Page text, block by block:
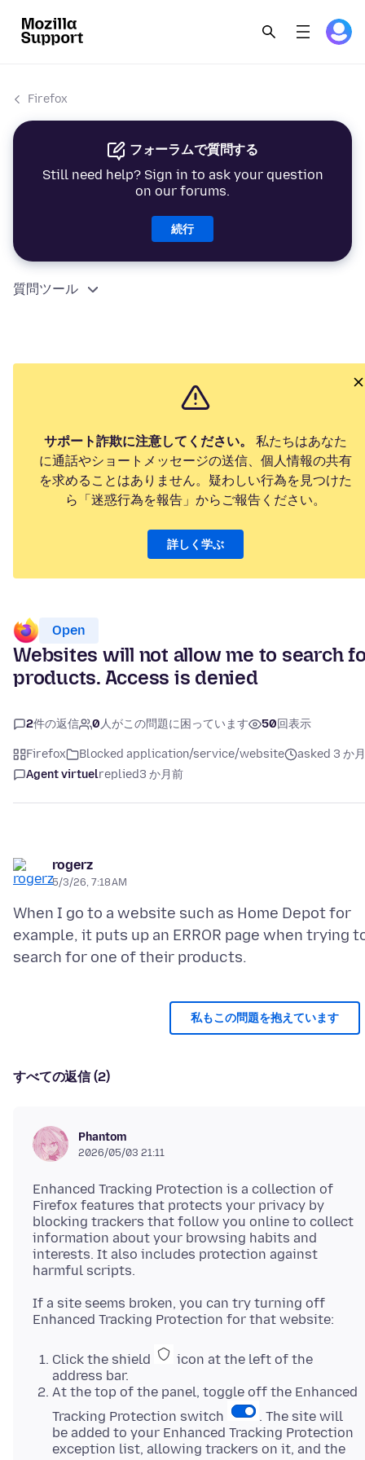
Firefox
フォーラムで質問する
Still need help? Sign in to ask your question
on our forums.
続行
質問ツール
サポート詐欺に注意してください。
私たちはあなた
に通話やショートメッセージの送信、個人情報の共有
を求めることはありません。疑わしい行為を見つけた
ら「迷惑行為を報告」からご報告ください。
詳しく学ぶ
Open
Websites will not allow me to search
products. Access is denied
2件の返信 0人がこの問題に困っています 50回表示
Firefox Blocked application/service/website
asked 3 か
Agent virtuelreplied3 か月前
rogerz
5/3/26, 7:18 AM
When I go to a website such as Home Depot for
example, it puts up an ERROR page when trying
私もこの問題を抱えています
すべての返信 (2)
Phantom
2026/05/03 21:11
Enhanced Tracking Protection is a collection of
Firefox features that protects your privacy by
blocking trackers that follow you online to collect
information about your browsing habits and
interests. It also includes protection against
If a site seems broken, you can try turning off
Click the shield
icon at the left of the
address bar.
At the top of the panel, toggle off the Enhanced
Tracking Protection switch
. The site will
be added to your Enhanced Tracking Protection
exception list, allowing trackers on it, and the